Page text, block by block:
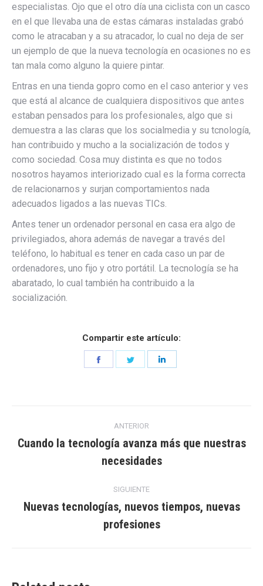
especialistas. Ojo que el otro día una ciclista con un casco
en el que llevaba una de estas cámaras instaladas grabó
como le atracaban y a su atracador, lo cual no deja de ser
un ejemplo de que la nueva tecnología en ocasiones no es
tan mala como alguno la quiere pintar.
Entras en una tienda gopro como en el caso anterior y ves
que está al alcance de cualquiera dispositivos que antes
estaban pensados para los profesionales, algo que si
demuestra a las claras que los socialmedia y su tcnología,
han contribuido y mucho a la socialización de todos y
como sociedad. Cosa muy distinta es que no todos
nosotros hayamos interiorizado cual es la forma correcta
de relacionarnos y surjan comportamientos nada
adecuados ligados a las nuevas TICs.
Antes tener un ordenador personal en casa era algo de
privilegiados, ahora además de navegar a través del
teléfono, lo habitual es tener en cada caso un par de
ordenadores, uno fijo y otro portátil. La tecnología se ha
abaratado, lo cual también ha contribuido a la
socialización.
Compartir este artículo:
Share
entre
ANTERIOR
anterior:
Cuando la tecnología avanza más que nuestras
necesidades
SIGUIENTE
siguiente:
Nuevas tecnologías, nuevos tiempos, nuevas
profesiones